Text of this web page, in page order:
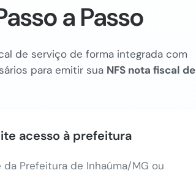
a Passo
de serviço de forma integrada com
para emitir sua NFS nota fiscal de
acesso à prefeitura
Prefeitura de Inhaúma/MG ou